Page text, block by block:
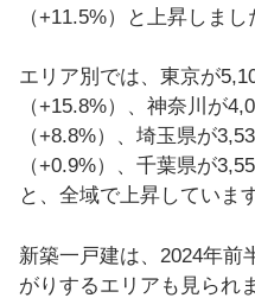
（+11.5%）と上昇しまし
エリア別では、東京が
（+15.8%）、神奈川が
（+8.8%）、埼玉県が
（+0.9%）、千葉県が
と、全域で上昇しています
新築一戸建は、2024年前
がりするエリアも見られ